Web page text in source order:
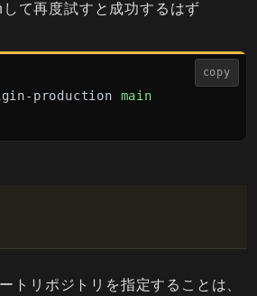
て再度試すと成功するはず
copy
production main
トリポジトリを指定することは、